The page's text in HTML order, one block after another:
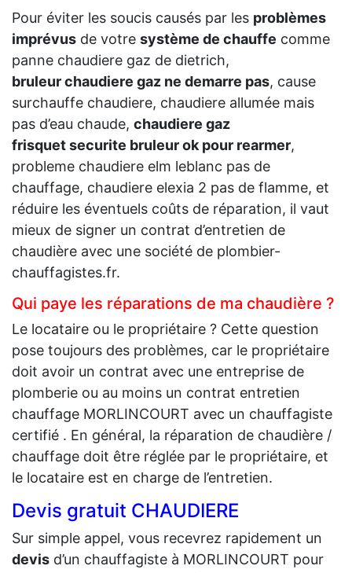
Pour éviter les soucis causés par les problèmes
imprévus de votre système de chauffe comme
panne chaudiere gaz de dietrich,
bruleur chaudiere gaz ne demarre pas, cause
surchauffe chaudiere, chaudiere allumée mais
pas d’eau chaude, chaudiere gaz
frisquet securite bruleur ok pour rearmer,
probleme chaudiere elm leblanc pas de
chauffage, chaudiere elexia 2 pas de flamme, et
réduire les éventuels coûts de réparation, il vaut
mieux de signer un contrat d’entretien de
chaudière avec une société de plombier-
chauffagistes.fr.
Qui paye les réparations de ma chaudière ?
Le locataire ou le propriétaire ? Cette question
pose toujours des problèmes, car le propriétaire
doit avoir un contrat avec une entreprise de
plomberie ou au moins un contrat entretien
chauffage MORLINCOURT avec un chauffagiste
certifié . En général, la réparation de chaudière /
chauffage doit être réglée par le propriétaire, et
le locataire est en charge de l’entretien.
Devis gratuit CHAUDIERE
Sur simple appel, vous recevrez rapidement un
devis d’un chauffagiste à MORLINCOURT pour